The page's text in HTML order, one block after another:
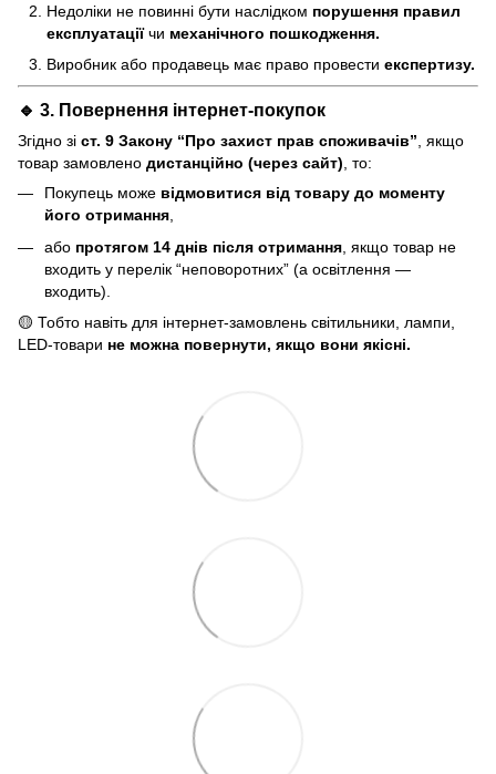
Недоліки не повинні бути наслідком порушення правил
експлуатаціїчи механічного пошкодження.
Виробник або продавець має право провести експертизу.
🔹 3. Повернення інтернет-покупок
Згідно зі ст. 9 Закону “Про захист прав споживачів”, якщо
товар замовлено дистанційно (через сайт), то:
Покупець може відмовитися від товару до моменту
його отримання,
або протягом 14 днів після отримання , якщо товар не
входить у перелік “неповоротних” (а освітлення —
входить).
🟡 Тобто навіть для інтернет-замовлень світильники, лампи,
LED-товари не можна повернути, якщо вони якісні.